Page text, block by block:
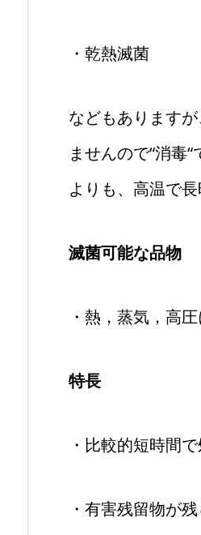
・乾熱滅菌
などもあります
ませんので“消毒
よりも、高温で
滅菌可能な品物
・熱，蒸気，高
特長
・比較的短時間
・有害残留物が